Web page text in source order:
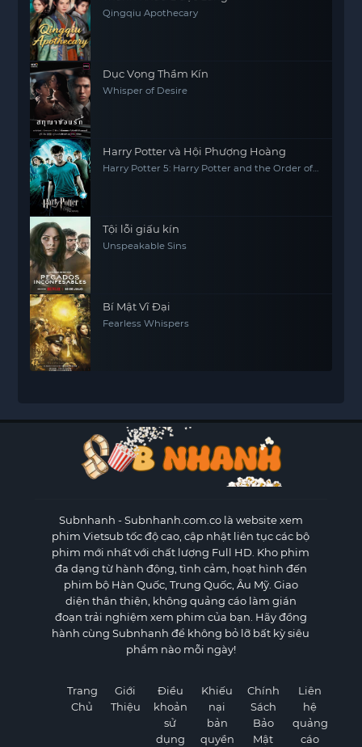
Qingqiu Apothecary
Dục Vọng Thầm Kín
Whisper of Desire
Harry Potter và Hội Phượng Hoàng
Harry Potter 5: Harry Potter and the Order of
Tội lỗi giấu kín
Unspeakable Sins
Bí Mật Vĩ Đại
Fearless Whispers
Subnhanh - Subnhanh.com.co là website xem
phim Vietsub tốc độ cao, cập nhật liên tục các bộ
phim mới nhất với chất lượng Full HD. Kho phim
đa dạng từ hành động, tình cảm, hoạt hình đến
phim bộ Hàn Quốc, Trung Quốc, Âu Mỹ. Giao
diện thân thiện, không quảng cáo làm gián
đoạn trải nghiệm xem phim của bạn. Hãy đồng
hành cùng Subnhanh để không bỏ lỡ bất kỳ siêu
phẩm nào mỗi ngày!
Trang
Chủ
Giới
Thiệu
Điều
khoản
sử
dụng
Khiếu
nại
bản
quyền
Chính
Sách
Bảo
Mật
Liên
hệ
quảng
cáo